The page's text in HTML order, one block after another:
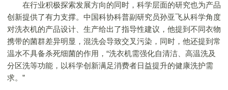
在行业积极探索发展方向的同时，科学层面的研究也为产品
创新提供了有力支撑。中国科协科普副研究员孙亚飞从科学角度
对洗衣机的产品设计、生产给出了指导性建议，他提到不同衣物
携带的菌群差异明显，混洗会导致交叉污染，同时，他还提到常
温水不具备杀死细菌的作用，“洗衣机需强化自清洁、高温洗及
分区洗等功能，以科学创新满足消费者日益提升的健康洗护需
求。”